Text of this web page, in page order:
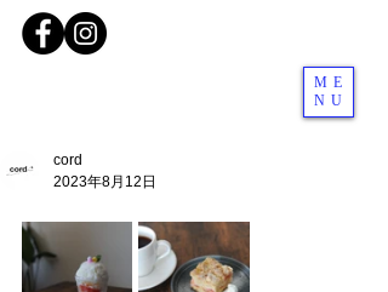
ME
NU
cord
2023年8月12日